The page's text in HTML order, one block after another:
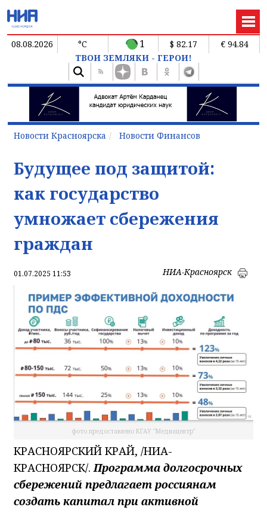
08.08.2026 °C 1 $ 82.17
€ 94.84
ТВОИ ЗЕМЛЯКИ - ГЕРОИ!
Новости Красноярска Новости Финансов
Будущее под защитой:
как государство
умножает сбережения
граждан
01.07.2025 11:53 НИА-Красноярск
фото предоставлено КГАУ "Медиацентр"
КРАСНОЯРСКИЙ КРАЙ, /НИА-
КРАСНОЯРСК/.Программа долгосрочных
сбережений предлагает россиянам
создать капитал при активной